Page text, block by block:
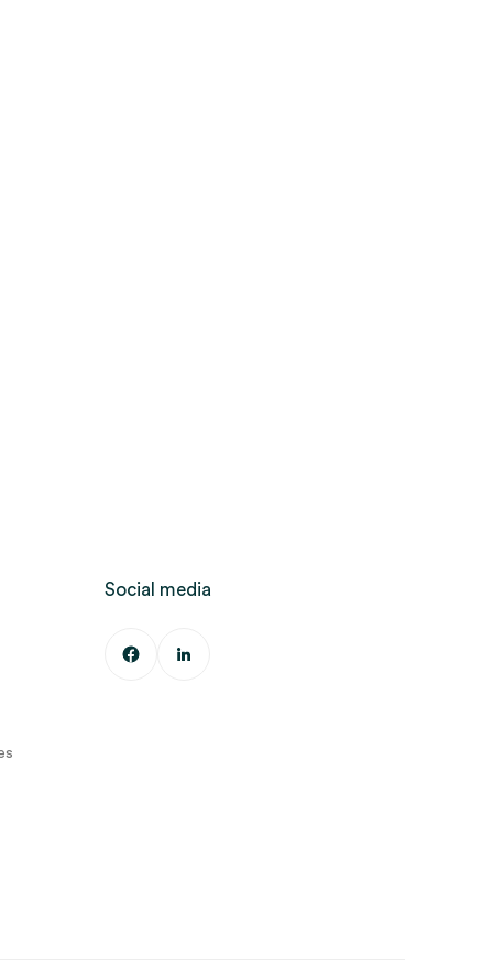
Social media